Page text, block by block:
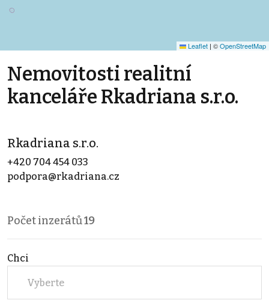
Leaflet | ©OpenStreetMap
Nemovitosti realitní
kanceláře Rkadriana s.r.o.
Rkadriana s.r.o.
+420 704 454 033
podpora@rkadriana.cz
Počet inzerátů19
Chci
Vyberte